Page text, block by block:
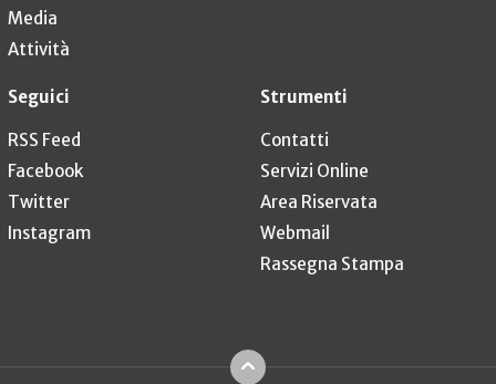
Media
Attività
Seguici
RSS Feed
Facebook
Twitter
Instagram
Strumenti
Contatti
Servizi Online
Area Riservata
Webmail
Rassegna Stampa